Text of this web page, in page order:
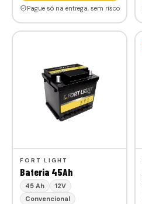
Pague só na entrega, sem risco
FORT LIGHT
Bateria 45Ah
45 Ah
12V
Convencional